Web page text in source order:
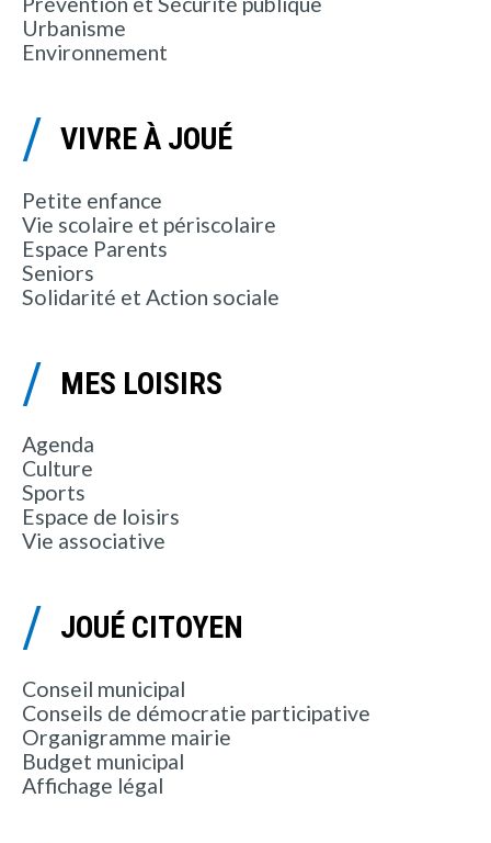
Urbanisme
Environnement
VIVRE À JOUÉ
Petite enfance
Vie scolaire et périscolaire
Espace Parents
Seniors
Solidarité et Action sociale
MES LOISIRS
Agenda
Culture
Sports
Espace de loisirs
Vie associative
JOUÉ CITOYEN
Conseil municipal
Conseils de démocratie participative
Organigramme mairie
Budget municipal
Affichage légal